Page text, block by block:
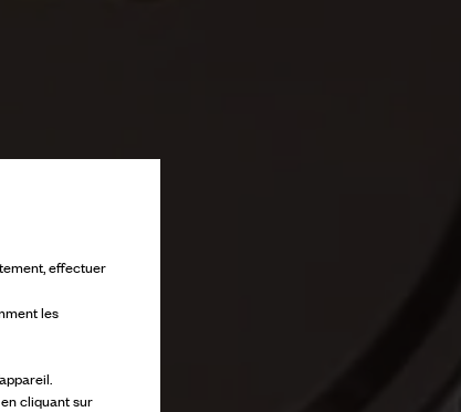
effectuer
les
cliquant sur